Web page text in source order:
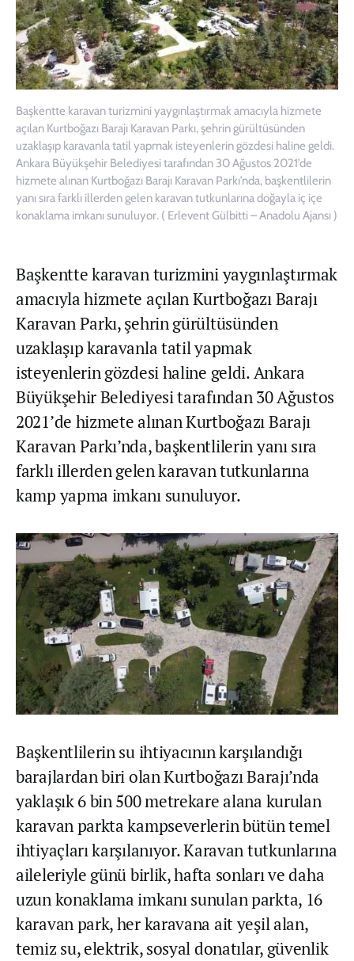
Başkentte karavan turizmini yaygınlaştırmak amacıyla hizmete
açılan Kurtboğazı Barajı Karavan Parkı, şehrin gürültüsünden
uzaklaşıp karavanla tatil yapmak isteyenlerin gözdesi haline geldi.
Ankara Büyükşehir Belediyesi tarafından 30 Ağustos 2021’de
hizmete alınan Kurtboğazı Barajı Karavan Parkı’nda, başkentlilerin
yanı sıra farklı illerden gelen karavan tutkunlarına doğayla iç içe
konaklama imkanı sunuluyor. ( Erlevent Gülbitti – Anadolu Ajansı )
Başkentte karavan turizmini yaygınlaştırmak
amacıyla hizmete açılan Kurtboğazı Barajı
Karavan Parkı, şehrin gürültüsünden
uzaklaşıp karavanla tatil yapmak
isteyenlerin gözdesi haline geldi. Ankara
Büyükşehir Belediyesi tarafından 30 Ağustos
2021’de hizmete alınan Kurtboğazı Barajı
Karavan Parkı’nda, başkentlilerin yanı sıra
farklı illerden gelen karavan tutkunlarına
kamp yapma imkanı sunuluyor.
Başkentlilerin su ihtiyacının karşılandığı
barajlardan biri olan Kurtboğazı Barajı’nda
yaklaşık 6 bin 500 metrekare alana kurulan
karavan parkta kampseverlerin bütün temel
ihtiyaçları karşılanıyor. Karavan tutkunlarına
aileleriyle günü birlik, hafta sonları ve daha
uzun konaklama imkanı sunulan parkta, 16
karavan park, her karavana ait yeşil alan,
temiz su, elektrik, sosyal donatılar, güvenlik